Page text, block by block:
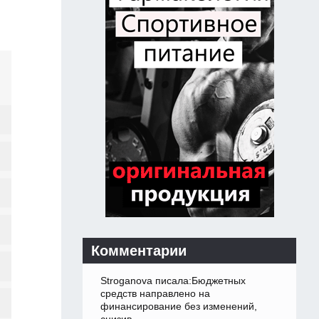
Комментарии
Stroganova писала:Бюджетных
средств направлено на
финансирование без изменений,